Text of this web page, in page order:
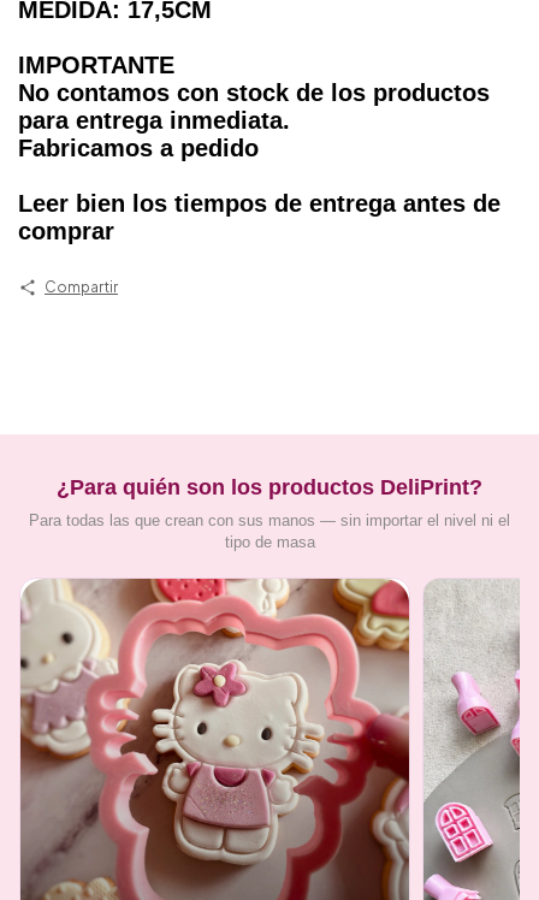
MEDIDA: 17,5CM
IMPORTANTE
No contamos con stock de los productos
para entrega inmediata.
Fabricamos a pedido
Leer bien los tiempos de entrega antes de
comprar
Compartir
¿Para quién son los productos DeliPrint?
Para todas las que crean con sus manos — sin importar el nivel ni el
tipo de masa